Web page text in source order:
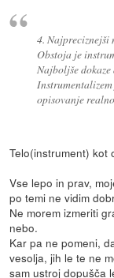
4. Najpreciznejši
Obstoja je
Najboljše
opisovanje
Telo(instrument) kot
Vse lepo in prav,
po temi ne vidim
Ne morem izmeriti
nebo.
Kar pa ne pomeni,
vesolja, jih le te ne
sam ustroj dopušča